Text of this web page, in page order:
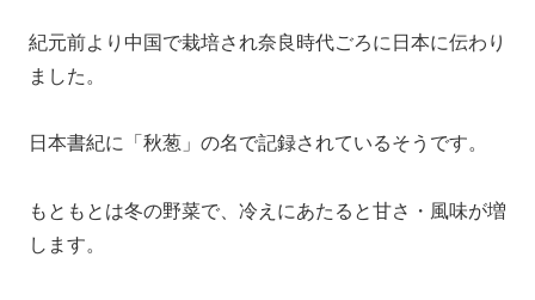
紀元前より中国で栽培され奈良時代ごろに日本に伝わり
ました。
日本書紀に「秋葱」の名で記録されているそうです。
もともとは冬の野菜で、冷えにあたると甘さ・風味が増
します。